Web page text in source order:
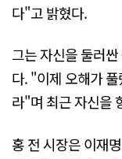
다"고 밝혔다.
그는 자신을 둘러
다. "이제 오해가
라"며 최근 자신을
홍 전 시장은 이재